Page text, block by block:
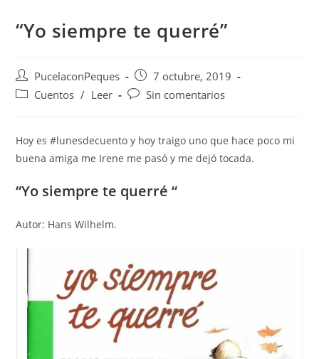
“Yo siempre te querré”
PucelaconPeques
7 octubre, 2019
Cuentos / Leer Sin comentarios
Hoy es #lunesdecuento y hoy traigo uno que hace poco mi
buena amiga me Irene me pasó y me dejó tocada.
“Yo siempre te querré “
Autor: Hans Wilhelm.